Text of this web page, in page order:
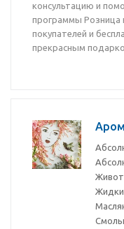
консультацию и
программы Розница
покупателей и
прекрасным